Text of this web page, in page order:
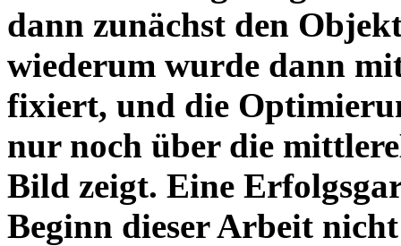
dann zunächst den
wiederum wurde dann
fixiert, und die
nur noch über die
Bild zeigt. Eine
Beginn dieser Arbeit